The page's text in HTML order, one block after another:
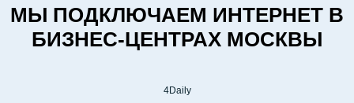
ВЫЕЗД И ЗАМЕР
МЫ ПОДКЛЮЧАЕМ ИНТЕРНЕТ В
БИЗНЕС-ЦЕНТРАХ МОСКВЫ
4Daily